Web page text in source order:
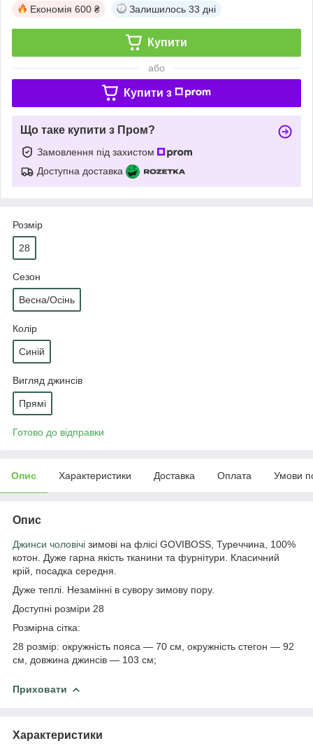
Економія 600 ₴ Залишилось 33 дні
Купити
або
Купити з
Що таке купити з Пром?
Замовлення під захистом
Доступна доставка
Розмір
28
Сезон
Весна/Осінь
Колір
Синій
Вигляд джинсів
Прямі
Готово до відправки
Опис Характеристики Доставка Оплата Умови
Опис
Джинси чоловічі зимові на флісі GOVIBOSS, Туреччина, 100%
котон. Дуже гарна якість тканини та фурнітури. Класичний
крій, посадка середня.
Дуже теплі. Незамінні в сувору зимову пору.
Доступні розміри 28
Розмірна сітка:
28 розмір: окружність пояса — 70 см, окружність стегон — 92
см, довжина джинсів — 103 см;
Приховати
Характеристики